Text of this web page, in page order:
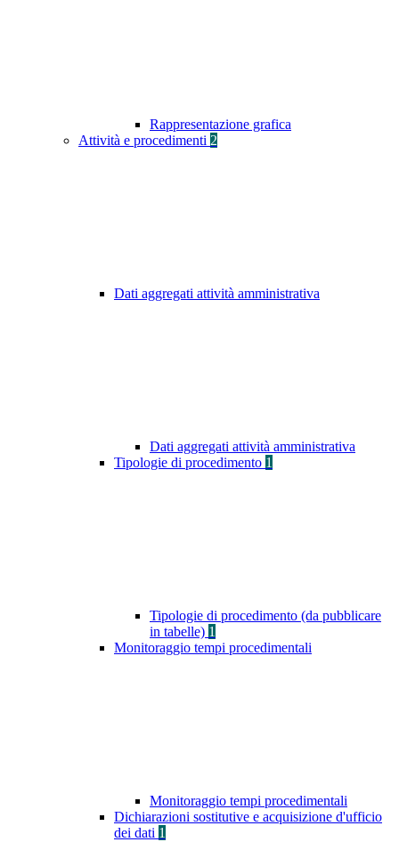
Rappresentazione grafica
Attività e procedimenti 2
Dati aggregati attività amministrativa
Dati aggregati attività amministrativa
Tipologie di procedimento 1
Tipologie di procedimento (da pubblicare
in tabelle) 1
Monitoraggio tempi procedimentali
Monitoraggio tempi procedimentali
Dichiarazioni sostitutive e acquisizione d'ufficio
dei dati 1